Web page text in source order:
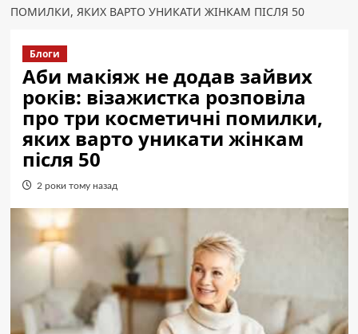
ПОМИЛКИ, ЯКИХ ВАРТО УНИКАТИ ЖІНКАМ ПІСЛЯ 50
Блоги
Аби макіяж не додав зайвих
років: візажистка розповіла
про три косметичні помилки,
яких варто уникати жінкам
після 50
2 роки тому назад